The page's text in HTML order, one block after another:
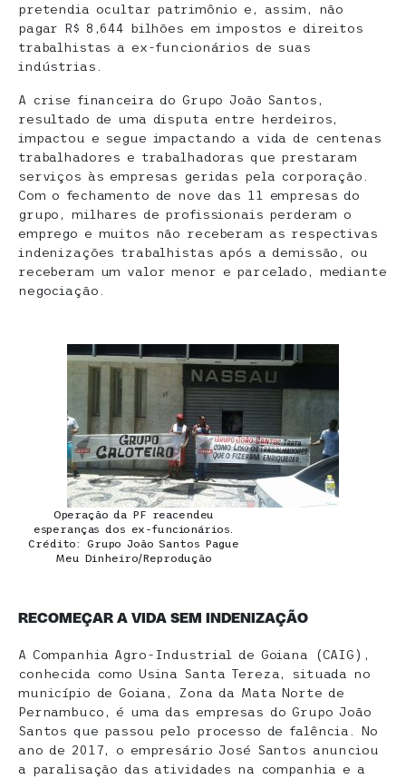
pretendia ocultar patrimônio e, assim, não
pagar R$ 8,644 bilhões em impostos e direitos
trabalhistas a ex-funcionários de suas
indústrias.
A crise financeira do Grupo João Santos,
resultado de uma disputa entre herdeiros,
impactou e segue impactando a vida de centenas
trabalhadores e trabalhadoras que prestaram
serviços às empresas geridas pela corporação.
Com o fechamento de nove das 11 empresas do
grupo, milhares de profissionais perderam o
emprego e muitos não receberam as respectivas
indenizações trabalhistas após a demissão, ou
receberam um valor menor e parcelado, mediante
negociação.
Operação da PF reacendeu
esperanças dos ex-funcionários.
Crédito: Grupo João Santos Pague
Meu Dinheiro/Reprodução
RECOMEÇAR A VIDA SEM INDENIZAÇÃO
A Companhia Agro-Industrial de Goiana (CAIG),
conhecida como Usina Santa Tereza, situada no
município de Goiana, Zona da Mata Norte de
Pernambuco, é uma das empresas do Grupo João
Santos que passou pelo processo de falência. No
ano de 2017, o empresário José Santos anunciou
a paralisação das atividades na companhia e a